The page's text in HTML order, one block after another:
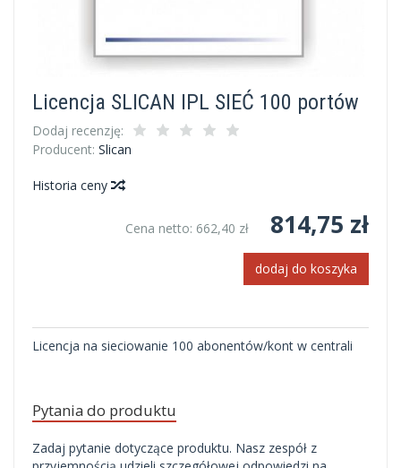
Licencja SLICAN IPL SIEĆ 100 portów
Dodaj recenzję:
Producent: Slican
Historia ceny
Cena netto: 662,40 zł 814,75 zł
dodaj do koszyka
Licencja na sieciowanie 100 abonentów/kont w centrali
Pytania do produktu
Zadaj pytanie dotyczące produktu. Nasz zespół z